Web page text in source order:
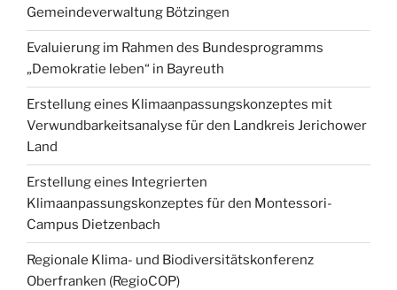
Gemeindeverwaltung Bötzingen
Evaluierung im Rahmen des Bundesprogramms
„Demokratie leben“ in Bayreuth
Erstellung eines Klimaanpassungskonzeptes mit
Verwundbarkeitsanalyse für den Landkreis Jerichower
Land
Erstellung eines Integrierten
Klimaanpassungskonzeptes für den Montessori-
Campus Dietzenbach
Regionale Klima- und Biodiversitätskonferenz
Oberfranken (RegioCOP)